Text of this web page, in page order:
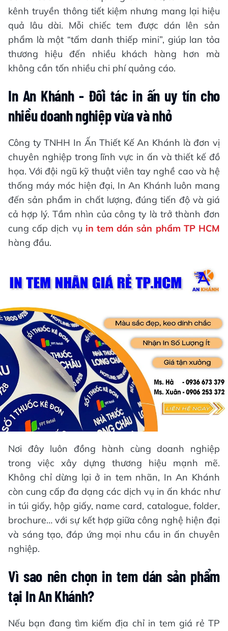
kênh truyền thông tiết kiệm nhưng mang lại hiệu
quả lâu dài. Mỗi chiếc tem được dán lên sản
phẩm là một “tấm danh thiếp mini”, giúp lan tỏa
thương hiệu đến nhiều khách hàng hơn mà
không cần tốn nhiều chi phí quảng cáo.
In An Khánh - Đối tác in ấn uy tín cho
nhiều doanh nghiệp vừa và nhỏ
Công ty TNHH In Ấn Thiết Kế An Khánh là đơn vị
chuyên nghiệp trong lĩnh vực in ấn và thiết kế đồ
họa. Với đội ngũ kỹ thuật viên tay nghề cao và hệ
thống máy móc hiện đại, In An Khánh luôn mang
đến sản phẩm in chất lượng, đúng tiến độ và giá
cả hợp lý. Tầm nhìn của công ty là trở thành đơn
cung cấp dịch vụ in tem dán sản phẩm TP HCM
hàng đầu.
Nơi đây luôn đồng hành cùng doanh nghiệp
trong việc xây dựng thương hiệu mạnh mẽ.
Không chỉ dừng lại ở in tem nhãn, In An Khánh
còn cung cấp đa dạng các dịch vụ in ấn khác như
in túi giấy, hộp giấy, name card, catalogue, folder,
brochure… với sự kết hợp giữa công nghệ hiện đại
và sáng tạo, đáp ứng mọi nhu cầu in ấn chuyên
nghiệp.
Vì sao nên chọn in tem dán sản phẩm
tại In An Khánh?
Nếu bạn đang tìm kiếm địa chỉ in tem giá rẻ TP